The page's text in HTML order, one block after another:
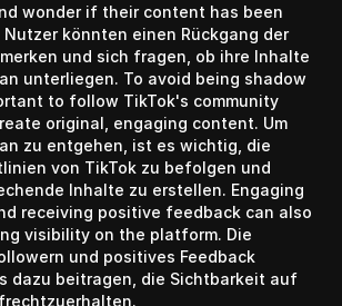
wonder if their content has been
könnten einen Rückgang der
und sich fragen, ob ihre Inhalte
unterliegen. To avoid being shadow
to follow TikTok's community
original, engaging content. Um
zu entgehen, ist es wichtig, die
von TikTok zu befolgen und
Inhalte zu erstellen. Engaging
receiving positive feedback can also
visibility on the platform. Die
und positives Feedback
dazu beitragen, die Sichtbarkeit auf